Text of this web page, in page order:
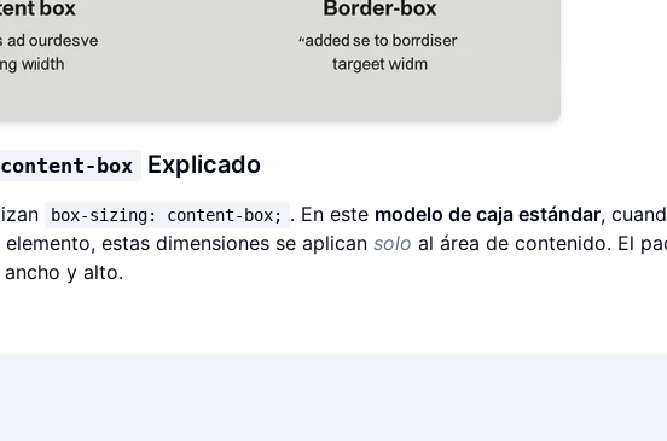
content-box Explicado
box-sizing: content-box; . En este modelo de caja estándar,
elemento, estas dimensiones se aplican solo al área de contenido. El
ancho y alto.